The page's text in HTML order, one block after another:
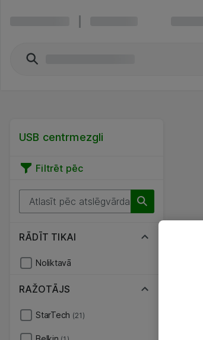
USB centrmezgli
Filtrēt pēc
RĀDĪT TIKAI
Noliktavā
RAŽOTĀJS
StarTech (21)